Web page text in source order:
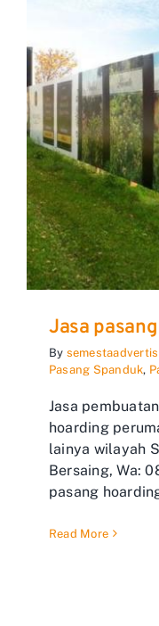
Jasa
By
Pasang Spanduk,
Jasa
hoarding
lainya wilayah
Bersaing, Wa:
pasang
Read More